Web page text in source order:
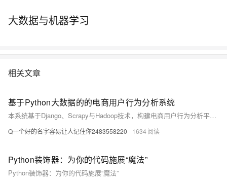
大数据与机器学习
相关文章
基于Python大数据的的电商用户行为分析系统
本系统基于Django、Scrapy与Hadoop技术，构建电商用户行为分析平台。通过爬取与处理海量用户数据，实现行为追踪、偏好分析与个性化推荐，助力企业提升营销精准度与用户体验，推动电商智能化发展。
Q一个好的名字容易让人记住你2483558220 1634
Python装饰器：为你的代码施展“魔法”
Python装饰器：为你的代码施展“魔法”